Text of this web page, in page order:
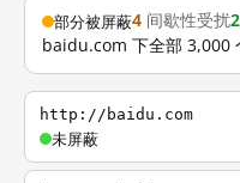
部分被屏蔽4 间歇性受扰
baidu.com 下全部 3,000
http://baidu.com
未屏蔽